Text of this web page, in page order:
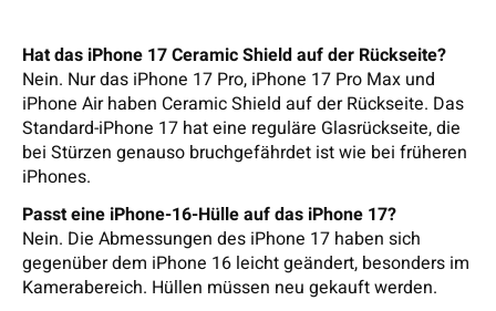
Hat das iPhone 17 Ceramic Shield auf der Rückseite?
Nein. Nur das iPhone 17 Pro, iPhone 17 Pro Max und
iPhone Air haben Ceramic Shield auf der Rückseite. Das
Standard-iPhone 17 hat eine reguläre Glasrückseite, die
bei Stürzen genauso bruchgefährdet ist wie bei früheren
iPhones.
Passt eine iPhone-16-Hülle auf das iPhone 17?
Nein. Die Abmessungen des iPhone 17 haben sich
gegenüber dem iPhone 16 leicht geändert, besonders im
Kamerabereich. Hüllen müssen neu gekauft werden.